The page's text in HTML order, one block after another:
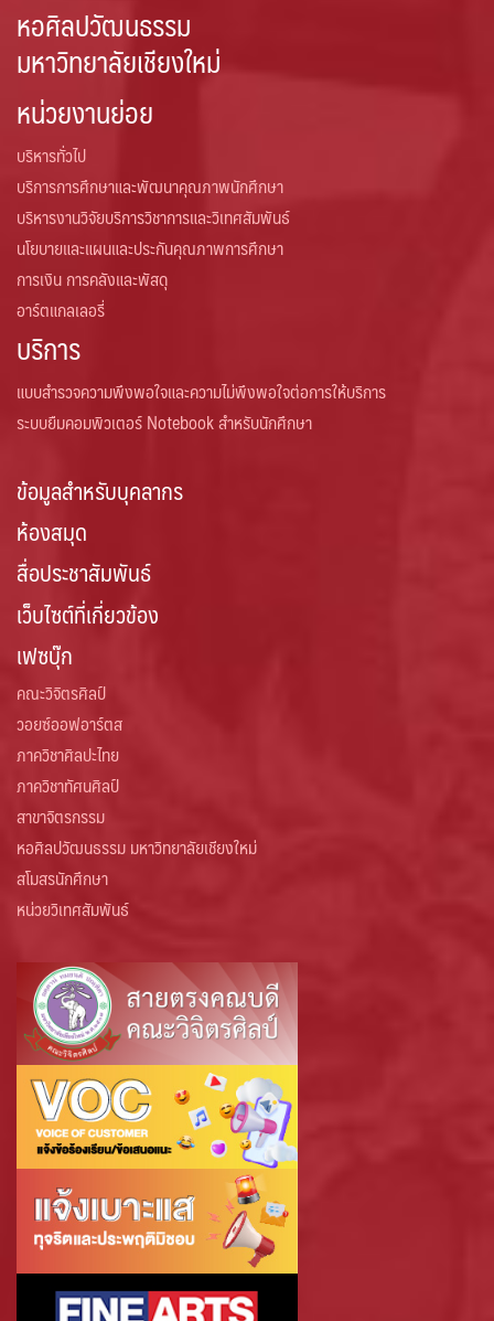
หอศิลปวัฒนธรรม
มหาวิทยาลัยเชียงใหม่
หน่วยงานย่อย
บริหารทั่วไป
บริการการศึกษาและพัฒนาคุณภาพนักศึกษา
บริหารงานวิจัยบริการวิชาการและวิเทศสัมพันธ์
นโยบายและแผนและประกันคุณภาพการศึกษา
การเงิน การคลังและพัสดุ
อาร์ตแกลเลอรี่
บริการ
แบบสำรวจความพึงพอใจและความไม่พึงพอใจต่อการให้บริการ
ระบบยืมคอมพิวเตอร์ Notebook สำหรับนักศึกษา
ข้อมูลสำหรับบุคลากร
ห้องสมุด
สื่อประชาสัมพันธ์
เว็บไซต์ที่เกี่ยวข้อง
เฟซบุ๊ก
คณะวิจิตรศิลป์
วอยซ์ออฟอาร์ตส
ภาควิชาศิลปะไทย
ภาควิชาทัศนศิลป์
สาขาจิตรกรรม
หอศิลปวัฒนธรรม มหาวิทยาลัยเชียงใหม่
สโมสรนักศึกษา
หน่วยวิเทศสัมพันธ์